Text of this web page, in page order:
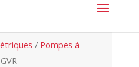
/ Pompes à